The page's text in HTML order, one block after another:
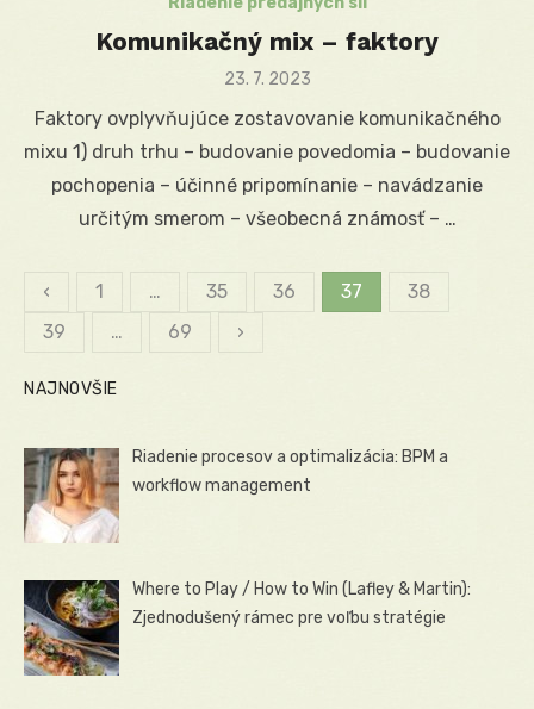
Komunikačný mix – faktory
Posted
23. 7. 2023
Faktory ovplyvňujúce zostavovanie komunikačného
mixu 1) druh trhu – budovanie povedomia – budovanie
pochopenia – účinné pripomínanie – navádzanie
určitým smerom – všeobecná známosť – …
Stránkovanie
‹ 1 … 35 36 37
38
39
… 69 ›
NAJNOVŠIE
Riadenie procesov a optimalizácia: BPM a
workflow management
Where to Play / How to Win (Lafley & Martin):
Zjednodušený rámec pre voľbu stratégie